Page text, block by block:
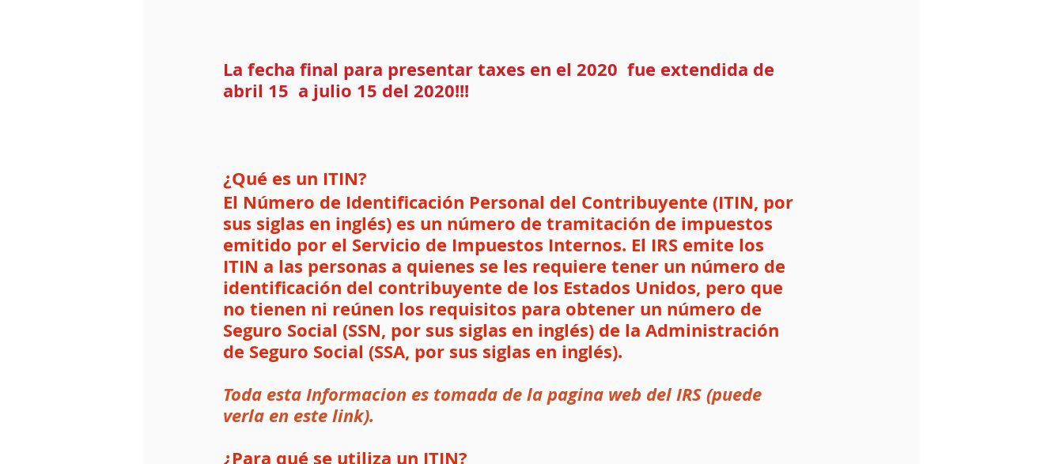
La fecha final para presentar taxes en el 2020  fue extendida de
abril 15  a julio 15 del 2020!!!
¿Qué es un ITIN?
El Número de Identificación Personal del Contribuyente (ITIN, por
sus siglas en inglés) es un número de tramitación de impuestos
emitido por el Servicio de Impuestos Internos. El IRS emite los
ITIN a las personas a quienes se les requiere tener un número de
identificación del contribuyente de los Estados Unidos, pero que
no tienen ni reúnen los requisitos para obtener un número de
Seguro Social (SSN, por sus siglas en inglés) de la Administración
de Seguro Social (SSA, por sus siglas en inglés).
Toda esta Informacion es tomada de la pagina web del IRS (puede
verla en este link).
¿Para qué se utiliza un ITIN?